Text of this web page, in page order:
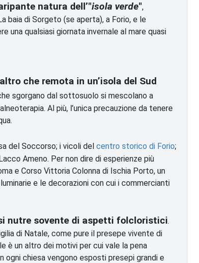
natura dell’"isola verde",
baia di Sorgeto (se aperta), a Forio, e le
una qualsiasi giornata invernale al mare quasi
che remota in un’isola del Sud
sgorgano dal sottosuolo si mescolano a
Al più, l’unica precauzione da tenere
del Soccorso; i vicoli del centro storico di Forio;
Ameno. Per non dire di esperienze più
e Corso Vittoria Colonna di Ischia Porto, un
e le decorazioni con cui i commercianti
nutre sovente di aspetti folcloristici.
di Natale, come pure il presepe vivente di
è un altro dei motivi per cui vale la pena
ogni chiesa vengono esposti presepi grandi e